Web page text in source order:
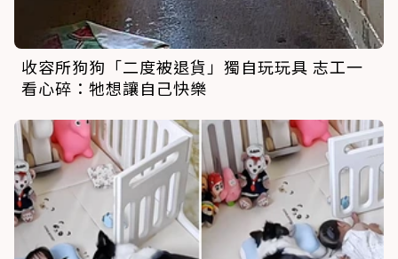
收容所狗狗「二度被退貨」獨自玩玩具 志工一
看心碎：牠想讓自己快樂